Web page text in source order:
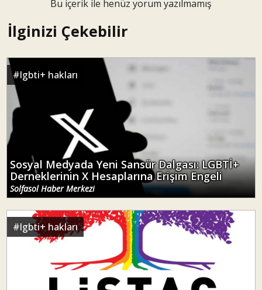
Bu içerik ile henüz yorum yazılmamış
İlginizi Çekebilir
#lgbti+ hakları
Sosyal Medyada Yeni Sansür Dalgası: LGBTİ+
Derneklerinin X Hesaplarına Erişim Engeli
Solfasol Haber Merkezi
#lgbti+ hakları